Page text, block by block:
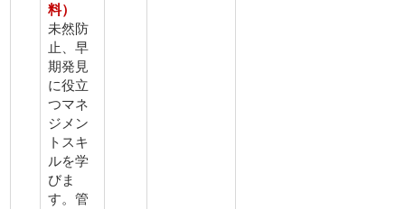
料）
未然防
止、早
期発見
に役立
つマネ
ジメン
トスキ
ルを学
びま
す。管